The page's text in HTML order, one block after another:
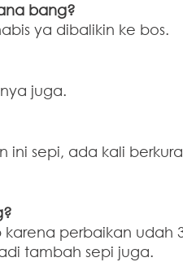
bang?
ya dibalikin ke bos.
juga.
sepi, ada kali
perbaikan udah
tambah sepi juga.